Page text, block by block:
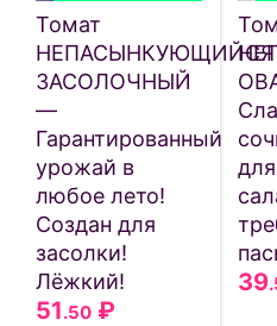
Томат
НЕПАСЫНКУЮЩИЙСЯ
ЗАСОЛОЧНЫЙ
—
Гарантированный
урожай в
любое лето!
Создан для
засолки!
Лёжкий!
51.50 ₽
39